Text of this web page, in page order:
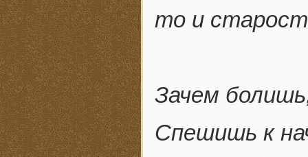
то и
Зачем
Спешишь к